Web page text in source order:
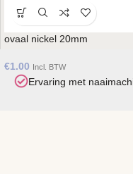
ovaal nickel 20mm
€1.00 Incl. BTW
Ervaring met